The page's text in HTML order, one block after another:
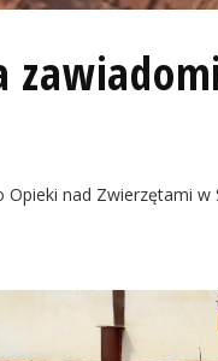
Opieki nad Zwierzętami w